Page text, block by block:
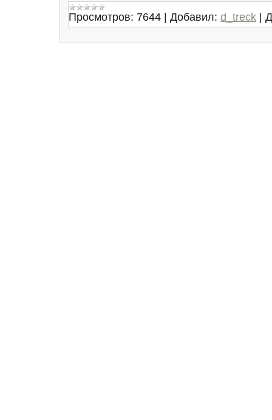
Просмотров: 7644 | Добавил: d_treck |